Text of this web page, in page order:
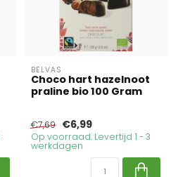
BELVAS
Choco hart hazelnoot
praline bio 100 Gram
€7,69 €6,99
Op voorraad. Levertijd 1 - 3
werkdagen